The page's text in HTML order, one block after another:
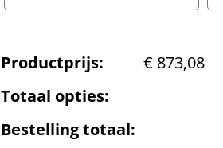
Productprijs: €873,08
Totaal opties:
Bestelling totaal: